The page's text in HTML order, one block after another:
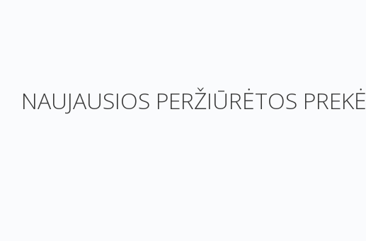
NAUJAUSIOS PERŽIŪRĖTOS